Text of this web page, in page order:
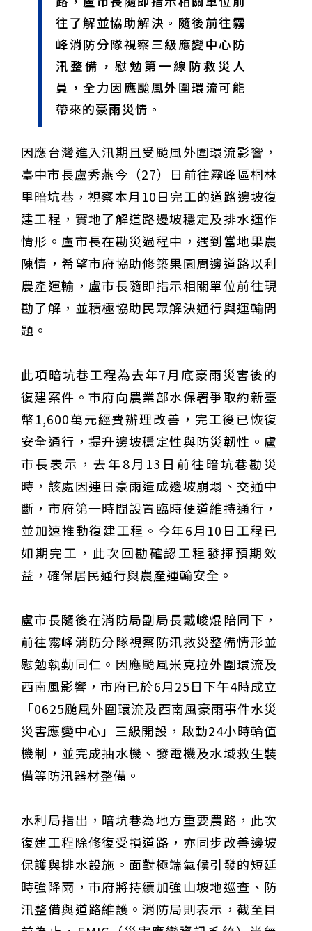
往了解並協助解決。隨後前往霧
峰消防分隊視察三級應變中心防
汛整備，慰勉第一線防救災人
員，全力因應颱風外圍環流可能
帶來的豪雨災情。
因應台灣進入汛期且受颱風外圍環流影響，
臺中市長盧秀燕今（27）日前往霧峰區桐林
里暗坑巷，視察本月10日完工的道路邊坡復
建工程，實地了解道路邊坡穩定及排水運作
情形。盧市長在勘災過程中，遇到當地果農
陳情，希望市府協助修築果園周邊道路以利
農產運輸，盧市長隨即指示相關單位前往現
勘了解，並積極協助民眾解決通行與運輸問
題。
此項暗坑巷工程為去年7月底豪雨災害後的
復建案件。市府向農業部水保署爭取約新臺
幣1,600萬元經費辦理改善，完工後已恢復
安全通行，提升邊坡穩定性與防災韌性。盧
市長表示，去年8月13日前往暗坑巷勘災
時，該處因連日豪雨造成邊坡崩塌、交通中
斷，市府第一時間設置臨時便道維持通行，
並加速推動復建工程。今年6月10日工程已
如期完工，此次回勘確認工程發揮預期效
益，確保居民通行與農產運輸安全。
盧市長隨後在消防局副局長戴峻焜陪同下，
前往霧峰消防分隊視察防汛救災整備情形並
慰勉執勤同仁。因應颱風米克拉外圍環流及
西南風影響，市府已於6月25日下午4時成立
「0625颱風外圍環流及西南風豪雨事件水災
災害應變中心」三級開設，啟動24小時輪值
機制，並完成抽水機、發電機及水域救生裝
備等防汛器材整備。
水利局指出，暗坑巷為地方重要農路，此次
復建工程除修復受損道路，亦同步改善邊坡
保護與排水設施。面對極端氣候引發的短延
時強降雨，市府將持續加強山坡地巡查、防
汛整備與道路維護。消防局則表示，截至目